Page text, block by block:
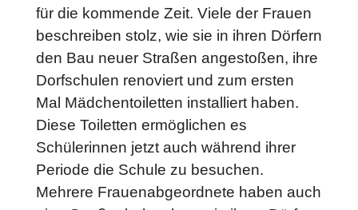
für die kommende Zeit. Viele der Frauen
beschreiben stolz, wie sie in ihren Dörfern
den Bau neuer Straßen angestoßen, ihre
Dorfschulen renoviert und zum ersten
Mal Mädchentoiletten installiert haben.
Diese Toiletten ermöglichen es
Schülerinnen jetzt auch während ihrer
Periode die Schule zu besuchen.
Mehrere Frauenabgeordnete haben auch